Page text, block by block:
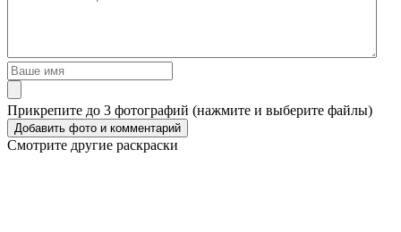
Прикрепите до 3 фотографий (нажмите и выберите файлы)
Смотрите другие раскраски